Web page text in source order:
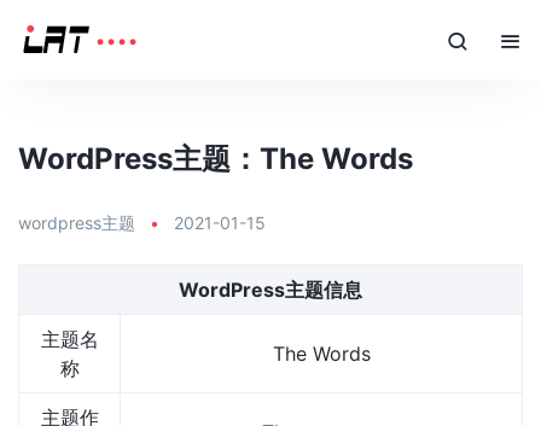
WordPress主题：The Words
wordpress主题 • 2021-01-15
WordPress主题信息
主题名
称
The Words
主题作